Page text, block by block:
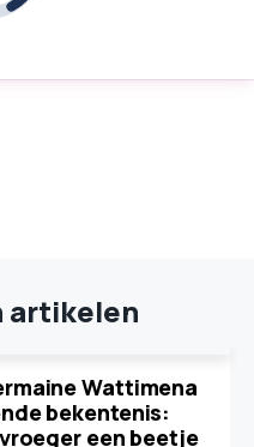
artikelen
Wattimena
bekentenis:
een beetje